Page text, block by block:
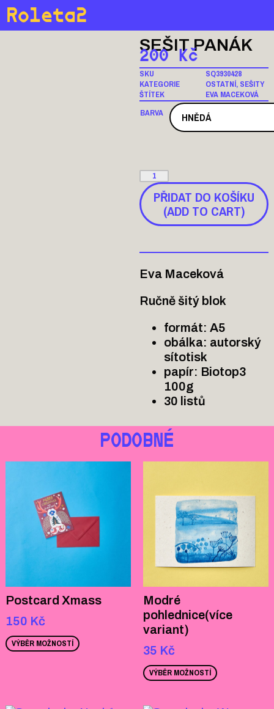
Roleta2
SEŠIT PANÁK
200 Kč
SKU
SQ3930428
KATEGORIE
OSTATNÍ, SEŠITY
ŠTÍTEK
EVA MACEKOVÁ
BARVA
PŘIDAT DO KOŠÍKU
(ADD TO CART)
Eva Maceková
Ručně šitý blok
formát: A5
obálka: autorský
sítotisk
papír: Biotop3
100g
30 listů
PODOBNÉ
Postcard Xmass
150 Kč
VÝBĚR MOŽNOSTÍ
Modré
pohlednice(více
variant)
35 Kč
VÝBĚR MOŽNOSTÍ